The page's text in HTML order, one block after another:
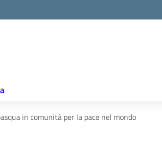
in comunità per la pace nel mondo